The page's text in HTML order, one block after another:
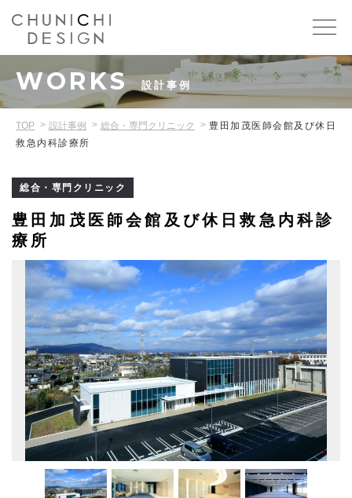
WORKS 設計事例
TOP 設計事例 総合・専門クリニック
豊田加茂医師会館及び休日
救急内科診療所
総合・専門クリニック
豊田加茂医師会館及び休日救急内科診
療所